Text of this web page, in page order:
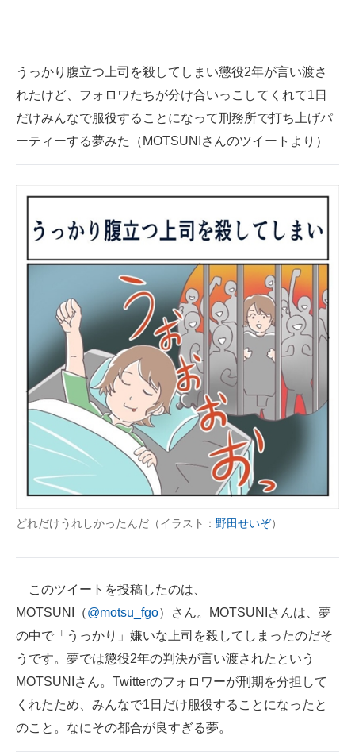
エネルギーの専門メディア
うっかり腹立つ上司を殺してしまい懲役2年が言い渡さ
れたけど、フォロワたちが分け合いっこしてくれて1日
だけみんなで服役することになって刑務所で打ち上げパ
ーティーする夢みた（MOTSUNIさんのツイートより）
どれだけうれしかったんだ（イラスト： 野田せいぞ）
このツイートを投稿したのは、
MOTSUNI（@motsu_fgo）さん。MOTSUNIさんは、夢
の中で「うっかり」嫌いな上司を殺してしまったのだそ
うです。夢では懲役2年の判決が言い渡されたという
MOTSUNIさん。Twitterのフォロワーが刑期を分担して
くれたため、みんなで1日だけ服役することになったと
のこと。なにその都合が良すぎる夢。